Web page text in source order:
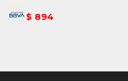
$ 894